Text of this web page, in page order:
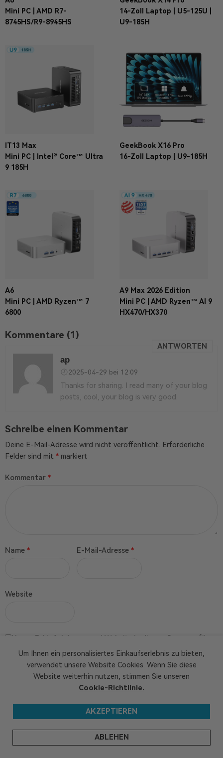
Mini PC | AMD R7-
8745HS/R9-8945HS
14-Zoll Laptop | U5-125U |
U9-185H
IT13 Max
Mini PC | Intel® Core™ Ultra
9 185H
GeekBook X16 Pro
16-Zoll Laptop | U9-185H
A6
Mini PC | AMD Ryzen™ 7
6800
A9 Max 2026 Edition
Mini PC | AMD Ryzen™ AI 9
HX470/HX370
Kommentare (1)
ар
2025-04-29 bei 12:09
ANTWORTEN
Thanks for sharing. I read many of your blog
posts, cool, your blog is very good.
Schreibe einen Kommentar
Deine E-Mail-Adresse wird nicht veröffentlicht. Erforderliche
Felder sind mit * markiert
Kommentar *
Name * E-Mail-Adresse *
Website
Name, E-Mail-Adresse und Website in diesem Browser für
meinen nächsten Kommentar speichern.
Um Ihnen ein personalisiertes Einkaufserlebnis zu bieten,
verwendet unsere Website Cookies. Wenn Sie diese
Website weiterhin nutzen, stimmen Sie unseren
Cookie-Richtlinie.
AKZEPTIEREN
ABLEHEN